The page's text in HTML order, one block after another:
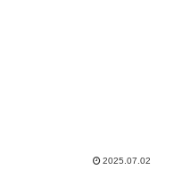
2025.07.02